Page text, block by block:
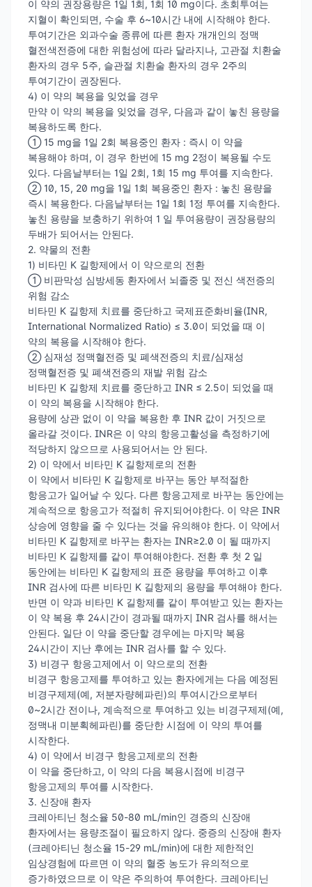
이 약의 권장용량은 1일 1회, 1회 10 mg이다. 초회투여는
지혈이 확인되면, 수술 후 6~10시간 내에 시작해야 한다.
투여기간은 외과수술 종류에 따른 환자 개개인의 정맥
혈전색전증에 대한 위험성에 따라 달라지나, 고관절 치환술
환자의 경우 5주, 슬관절 치환술 환자의 경우 2주의
투여기간이 권장된다.
4) 이 약의 복용을 잊었을 경우
만약 이 약의 복용을 잊었을 경우, 다음과 같이 놓친 용량을
복용하도록 한다.
① 15 mg을 1일 2회 복용중인 환자 : 즉시 이 약을
복용해야 하며, 이 경우 한번에 15 mg 2정이 복용될 수도
있다. 다음날부터는 1일 2회, 1회 15 mg 투여를 지속한다.
② 10, 15, 20 mg을 1일 1회 복용중인 환자 : 놓친 용량을
즉시 복용한다. 다음날부터는 1일 1회 1정 투여를 지속한다.
놓친 용량을 보충하기 위하여 1 일 투여용량이 권장용량의
두배가 되어서는 안된다.
2. 약물의 전환
1) 비타민 K 길항제에서 이 약으로의 전환
① 비판막성 심방세동 환자에서 뇌졸중 및 전신 색전증의
위험 감소
비타민 K 길항제 치료를 중단하고 국제표준화비율(INR,
International Normalized Ratio) ≤ 3.0이 되었을 때 이
약의 복용을 시작해야 한다.
② 심재성 정맥혈전증 및 폐색전증의 치료/심재성
정맥혈전증 및 폐색전증의 재발 위험 감소
비타민 K 길항제 치료를 중단하고 INR ≤ 2.5이 되었을 때
이 약의 복용을 시작해야 한다.
용량에 상관 없이 이 약을 복용한 후 INR 값이 거짓으로
올라갈 것이다. INR은 이 약의 항응고활성을 측정하기에
적당하지 않으므로 사용되어서는 안 된다.
2) 이 약에서 비타민 K 길항제로의 전환
이 약에서 비타민 K 길항제로 바꾸는 동안 부적절한
항응고가 일어날 수 있다. 다른 항응고제로 바꾸는 동안에는
계속적으로 항응고가 적절히 유지되어야한다. 이 약은 INR
상승에 영향을 줄 수 있다는 것을 유의해야 한다. 이 약에서
비타민 K 길항제로 바꾸는 환자는 INR≥2.0 이 될 때까지
비타민 K 길항제를 같이 투여해야한다. 전환 후 첫 2 일
동안에는 비타민 K 길항제의 표준 용량을 투여하고 이후
INR 검사에 따른 비타민 K 길항제의 용량을 투여해야 한다.
반면 이 약과 비타민 K 길항제를 같이 투여받고 있는 환자는
이 약 복용 후 24시간이 경과될 때까지 INR 검사를 해서는
안된다. 일단 이 약을 중단할 경우에는 마지막 복용
24시간이 지난 후에는 INR 검사를 할 수 있다.
3) 비경구 항응고제에서 이 약으로의 전환
비경구 항응고제를 투여하고 있는 환자에게는 다음 예정된
비경구제제(예, 저분자량헤파린)의 투여시간으로부터
0~2시간 전이나, 계속적으로 투여하고 있는 비경구제제(예,
정맥내 미분획헤파린)를 중단한 시점에 이 약의 투여를
시작한다.
4) 이 약에서 비경구 항응고제로의 전환
이 약을 중단하고, 이 약의 다음 복용시점에 비경구
항응고제의 투여를 시작한다.
3. 신장애 환자
크레아티닌 청소율 50-80 mL/min인 경증의 신장애
환자에서는 용량조절이 필요하지 않다. 중증의 신장애 환자
(크레아티닌 청소율 15-29 mL/min)에 대한 제한적인
임상경험에 따르면 이 약의 혈중 농도가 유의적으로
증가하였으므로 이 약은 주의하여 투여한다. 크레아티닌